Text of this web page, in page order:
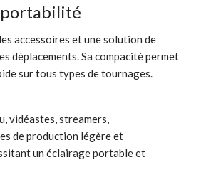
accessoires et une solution de
déplacements. Sa compacité permet
sur tous types de tournages.
vidéastes, streamers,
de production légère et
un éclairage portable et